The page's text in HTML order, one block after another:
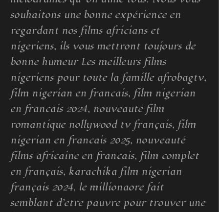
souhaitons une bonne expérience en
regardant nos films africians et
nigeriens, ils vous mettront toujours de
bonne humeur Les meilleurs films
nigeriens pour toute la famille afrobagtv,
film nigerian en francais, film nigerian
en francais 2024, nouveauté film
romantique nollywood tv français, film
nigerian en francais 2025, nouveauté
films africaine en francais, film complet
en français, karachika film nigerian
français 2024, le millionaore fait
semblant d’etre pauvre pour trouver une